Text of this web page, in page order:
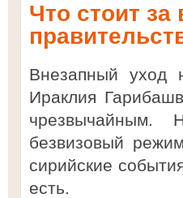
Что стоит за
Внезапный уход
Ираклия
чрезвычайным.
безвизовый
сирийские
есть.